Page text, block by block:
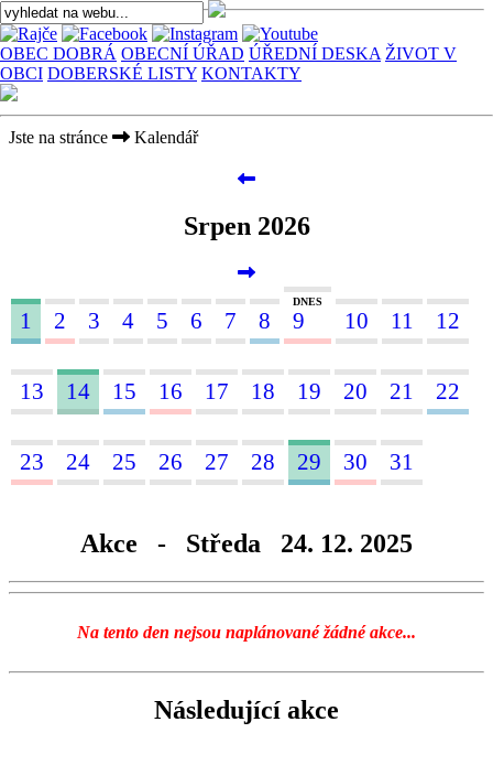
OBEC DOBRÁ OBECNÍ ÚŘAD ÚŘEDNÍ DESKA ŽIVOT V
OBCI DOBERSKÉ LISTY KONTAKTY
Jste na stránce Kalendář
Srpen 2026
1 2 3 4 5 6 7 8
DNES
9 10 11 12
13 14 15 16 17 18 19 20 21 22
23 24 25 26 27 28 29 30 31
Akce - Středa 24. 12. 2025
Na tento den nejsou naplánované žádné akce...
Následující akce